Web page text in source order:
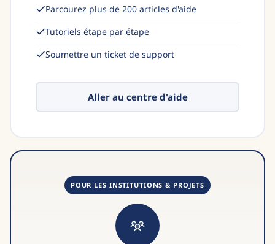
Parcourez plus de 200 articles d'aide
Tutoriels étape par étape
Soumettre un ticket de support
Aller au centre d'aide
POUR LES INSTITUTIONS & PROJETS